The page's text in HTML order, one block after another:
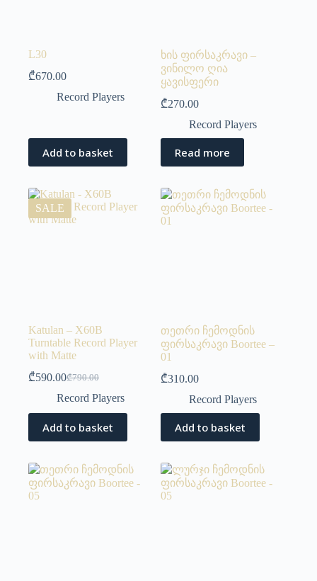
L30
₾670.00
Record Players
Add to basket
ხის ფირსაკრავი –
ვინილო ღია
ყავისფერი
₾270.00
Record Players
Read more
SALE
Katulan – X60B
Turntable Record Player
with Matte
₾790.00
₾590.00
Record Players
Add to basket
თეთრი ჩემოდნის
ფირსაკრავი Boortee –
01
₾310.00
Record Players
Add to basket